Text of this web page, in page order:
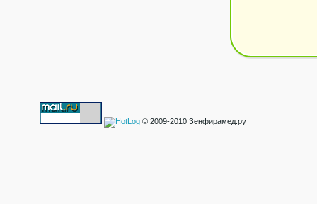
© 2009-2010 Зенфирамед.ру